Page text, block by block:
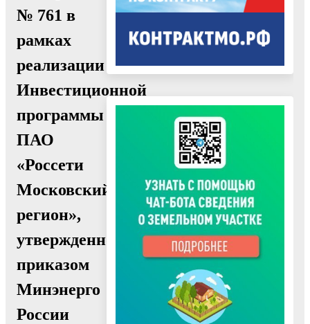
№ 761 в
рамках
реализации
Инвестиционной
программы
ПАО
«Россети
Московский
регион»,
утвержденной
приказом
Минэнерго
России